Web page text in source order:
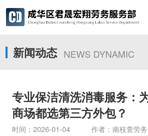
新闻动态 NEWS DYNAMIC
专业保洁清洗消毒服务：
商场都选第三方外包？
时间：2026-01-04 作者：南枝萱